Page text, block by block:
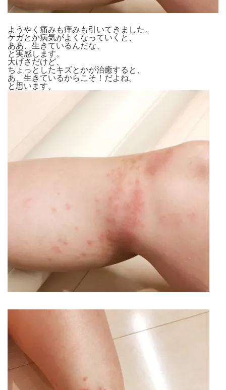
ようやく痛みも痒みも引いてきました。
ケガとか病気がよくなっていくと、
ああ、生きているんだな、
と実感します。
大げさだけど、
ちょっとしたキズとかが治癒すると、
あ、生きているからこそ！だよね。
と思います。